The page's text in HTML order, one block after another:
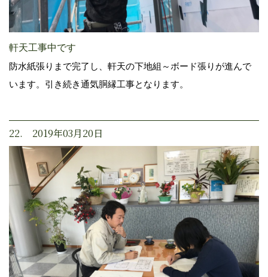
軒天工事中です
防水紙張りまで完了し、軒天の下地組～ボード張りが進んで
います。引き続き通気胴縁工事となります。
22. 2019年03月20日